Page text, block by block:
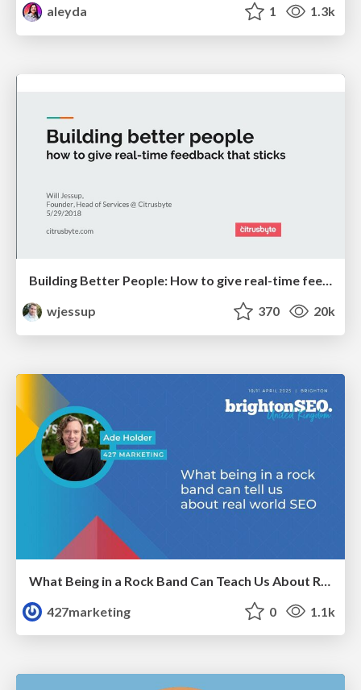
aleyda
1 1.3k
Building Better People: How to give real-time feedback that sticks.
wjessup
370 20k
427marketing
0 1.1k